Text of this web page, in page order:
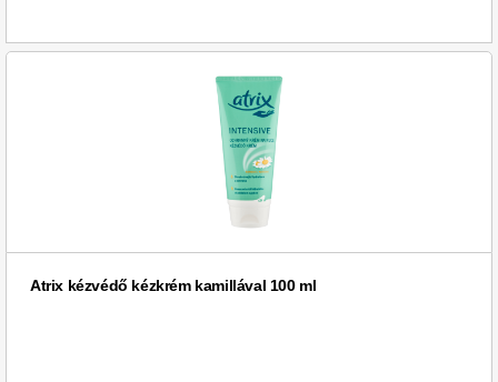
Atrix kézvédő kézkrém kamillával 100 ml